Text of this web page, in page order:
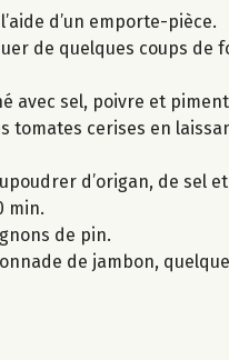
d’un emporte-pièce.
de quelques coups de
avec sel, poivre et piment
tomates cerises en
d’origan, de sel et
min.
de pin.
de jambon,